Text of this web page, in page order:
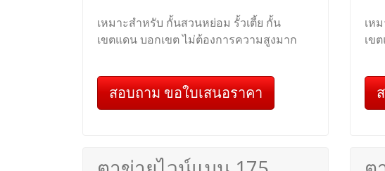
เหมาะสำหรับ กั้นสวนหย่อม รั้วเตี้ย กั้น
เขตแดน บอกเขต ไม่ต้องการความสูงมาก
สอบถาม ขอใบเสนอราคา
เห
เข